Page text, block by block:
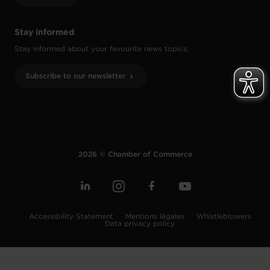
Stay informed
Stay informed about your favourite news topics.
Subscribe to our newsletter
2026 © Chamber of Commerce
Accessibility Statement Mentions légales
Whistleblowers
Data privacy policy